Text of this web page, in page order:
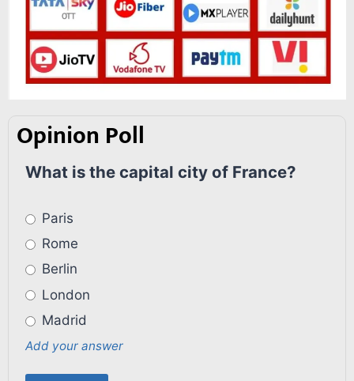
Opinion Poll
What is the capital city of France?
Paris
Rome
Berlin
London
Madrid
Add your answer